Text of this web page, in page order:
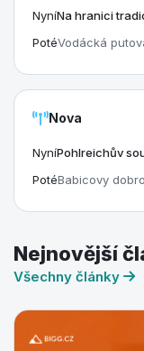
NyníNa hranici
PotéVodácká
Nova
NyníPohlreichův
PotéBabicovy
Nejnovější
Všechny články